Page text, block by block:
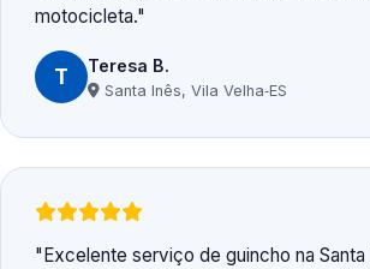
motocicleta.
T Teresa B.
Santa Inês, Vila Velha‑ES
Excelente serviço de guincho na Santa